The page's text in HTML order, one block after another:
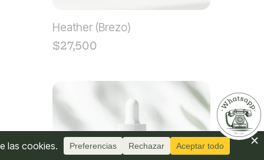
Heather (Brezo)
$27,500